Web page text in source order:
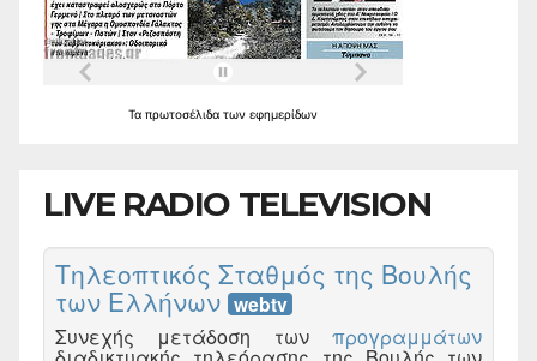
Τα πρωτοσέλιδα των εφημερίδων
LIVE RADIO TELEVISION